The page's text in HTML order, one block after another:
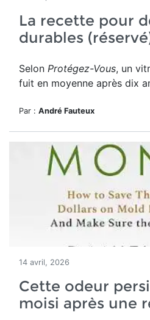
La recette pour
durables
Selon Protégez-Vous, un
fuit en moyenne après dix
Par : André Fauteux
14 avril, 2026
Cette odeur
moisi après une